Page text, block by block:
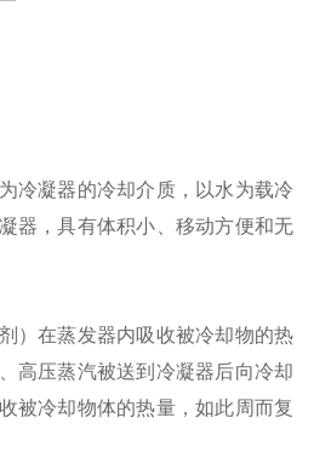
冷凝器的冷却介质，以水为载冷
器，具有体积小、移动方便和无
）在蒸发器内吸收被冷却物的热
高压蒸汽被送到冷凝器后向冷却
被冷却物体的热量，如此周而复